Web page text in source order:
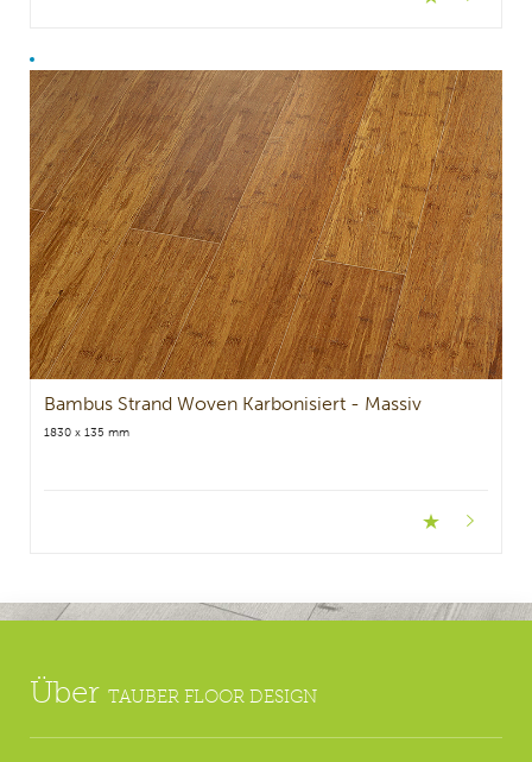
Bambus Strand Woven Karbonisiert - Massiv
1830 x 135 mm
Über TAUBER FLOOR DESIGN